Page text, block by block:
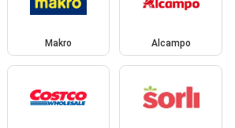
Makro Alcampo